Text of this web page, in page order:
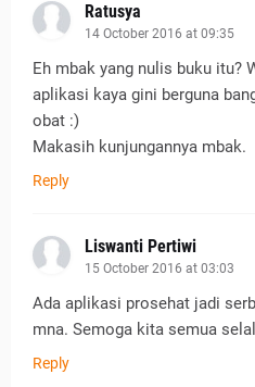
Ratusya
14 October 2016 at 09:35
Eh mbak yang nulis buku itu?
aplikasi kaya gini berguna
obat :)
Makasih kunjungannya mbak.
Reply
Liswanti Pertiwi
15 October 2016 at 03:03
Ada aplikasi prosehat jadi
mna. Semoga kita semua
Reply